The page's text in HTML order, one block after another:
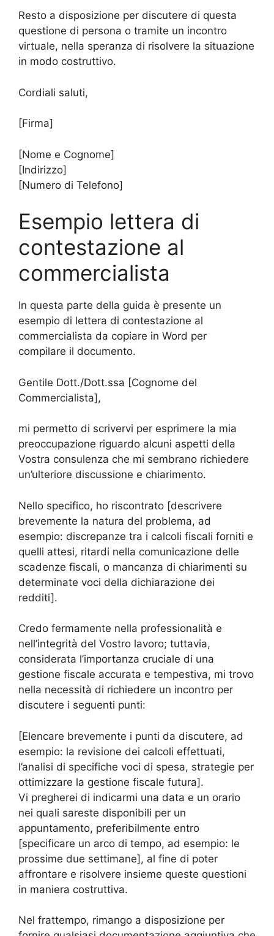
Resto a disposizione per discutere di questa
questione di persona o tramite un incontro
virtuale, nella speranza di risolvere la situazione
in modo costruttivo.
Cordiali saluti,
[Firma]
[Nome e Cognome]
[Indirizzo]
[Numero di Telefono]
Esempio lettera di
contestazione al
commercialista
In questa parte della guida è presente un
esempio di lettera di contestazione al
commercialista da copiare in Word per
compilare il documento.
Gentile Dott./Dott.ssa [Cognome del
Commercialista],
mi permetto di scrivervi per esprimere la mia
preoccupazione riguardo alcuni aspetti della
Vostra consulenza che mi sembrano richiedere
un’ulteriore discussione e chiarimento.
Nello specifico, ho riscontrato [descrivere
brevemente la natura del problema, ad
esempio: discrepanze tra i calcoli fiscali forniti e
quelli attesi, ritardi nella comunicazione delle
scadenze fiscali, o mancanza di chiarimenti su
determinate voci della dichiarazione dei
redditi].
Credo fermamente nella professionalità e
nell’integrità del Vostro lavoro; tuttavia,
considerata l’importanza cruciale di una
gestione fiscale accurata e tempestiva, mi trovo
nella necessità di richiedere un incontro per
discutere i seguenti punti:
[Elencare brevemente i punti da discutere, ad
esempio: la revisione dei calcoli effettuati,
l’analisi di specifiche voci di spesa, strategie per
ottimizzare la gestione fiscale futura].
Vi pregherei di indicarmi una data e un orario
nei quali sareste disponibili per un
appuntamento, preferibilmente entro
[specificare un arco di tempo, ad esempio: le
prossime due settimane], al fine di poter
affrontare e risolvere insieme queste questioni
in maniera costruttiva.
Nel frattempo, rimango a disposizione per